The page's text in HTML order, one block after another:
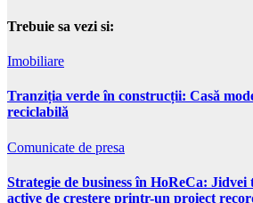
Trebuie sa vezi si:
Imobiliare
Tranziția verde în construcții: Casă
reciclabilă
Comunicate de presa
Strategie de business în HoReCa:
active de creștere printr-un proiect